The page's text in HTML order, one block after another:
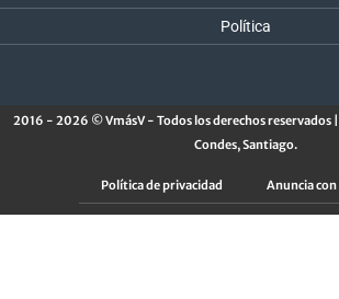
Política
2016 - 2026 © VmásV - Todos los derechos reservados
Condes, Santiago.
Política de privacidad Anuncia